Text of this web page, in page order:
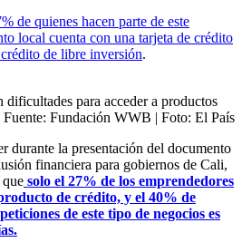
de quienes hacen parte de este
local cuenta con una tarjeta de crédito
de libre inversión.
dificultades para acceder a productos
Fundación WWB | Foto: El País
durante la presentación del documento
financiera para gobiernos de Cali,
solo el 27% de los emprendedores
de crédito, y el 40% de
de este tipo de negocios es